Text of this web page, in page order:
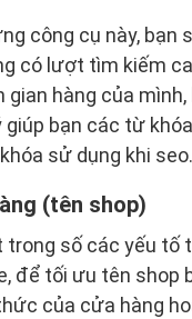
công cụ này, bạn
có lượt tìm kiếm
gian hàng của
giúp bạn các từ
sử dụng khi seo.
(tên shop)
trong số các yếu tố
để tối ưu tên shop
của cửa hàng